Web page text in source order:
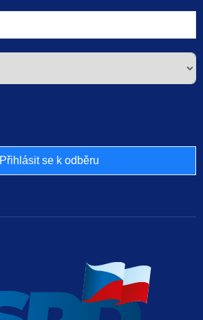
Přihlásit se k odběru